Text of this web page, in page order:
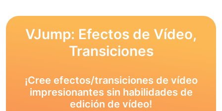
VJump: Efectos de Vídeo,
Transiciones
¡Cree efectos/transiciones de vídeo
impresionantes sin habilidades de
edición de vídeo!